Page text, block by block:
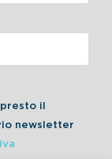
il
newsletter